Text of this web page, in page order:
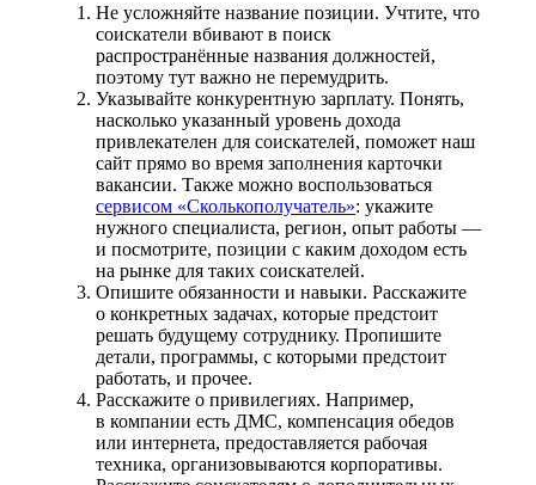
Не усложняйте название позиции. Учтите, что
соискатели вбивают в поиск
распространённые названия должностей,
поэтому тут важно не перемудрить.
Указывайте конкурентную зарплату. Понять,
насколько указанный уровень дохода
привлекателен для соискателей, поможет наш
сайт прямо во время заполнения карточки
вакансии. Также можно воспользоваться
сервисом «Сколькополучатель»: укажите
нужного специалиста, регион, опыт работы —
и посмотрите, позиции с каким доходом есть
на рынке для таких соискателей.
Опишите обязанности и навыки. Расскажите
о конкретных задачах, которые предстоит
решать будущему сотруднику. Пропишите
детали, программы, с которыми предстоит
работать, и прочее.
Расскажите о привилегиях. Например,
в компании есть ДМС, компенсация обедов
или интернета, предоставляется рабочая
техника, организовываются корпоративы.